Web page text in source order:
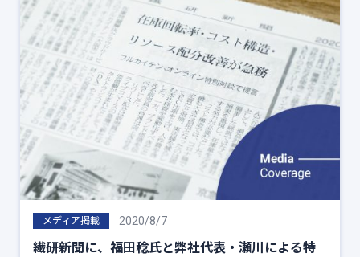
メディア掲載 2020/8/7
繊研新聞に、福田稔氏と弊社代表・瀬川による特